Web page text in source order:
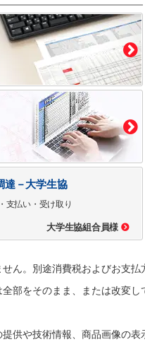
達－大学生協
支払い・受け取り
大学生協組合員様
。別途消費税およびお支払
をそのまま、または改変し
供や技術情報、商品画像の表